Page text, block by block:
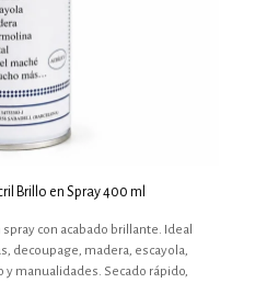
Brillo en Spray 400 ml
con acabado brillante. Ideal
decoupage, madera, escayola,
manualidades. Secado rápido,